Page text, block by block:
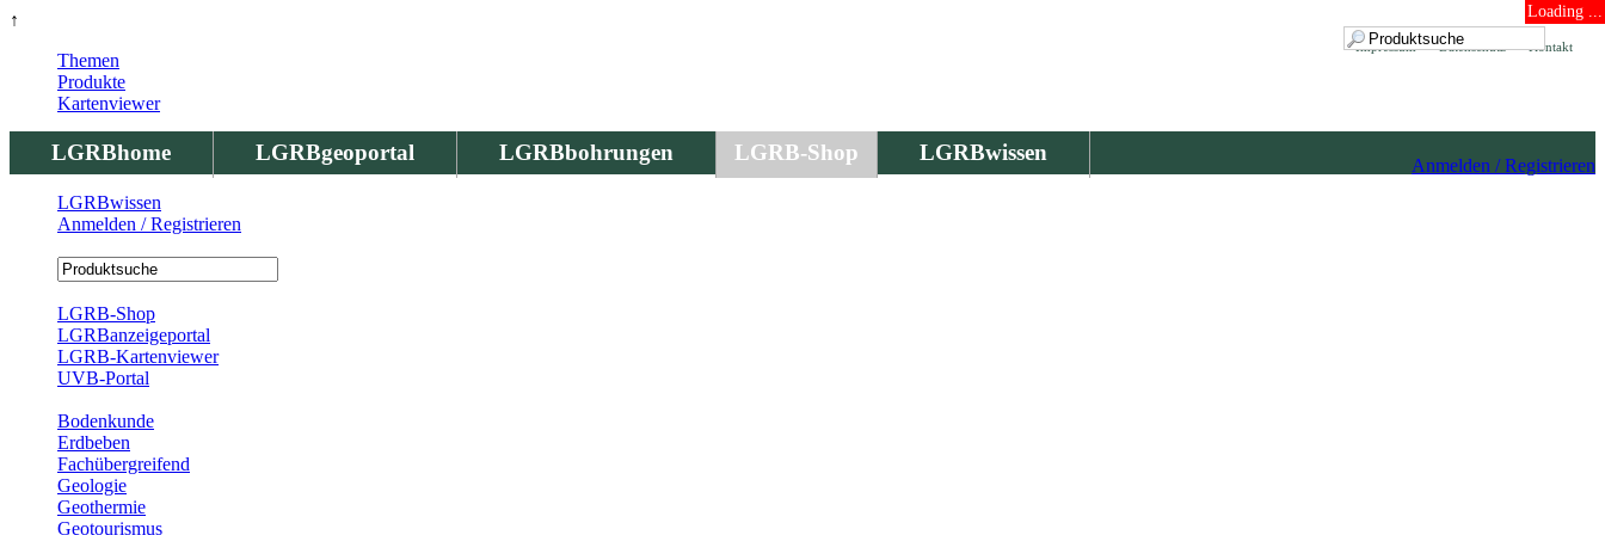
↑ Loading ...
Kontakt
Datenschutz
Impressum
LGRBhome LGRBgeoportal LGRBbohrungen LGRB-Shop LGRBwissen
Anmelden / Registrieren
Themen
Produkte
Kartenviewer
LGRBwissen
Anmelden / Registrieren
LGRB-Shop
LGRBanzeigeportal
LGRB-Kartenviewer
UVB-Portal
Bodenkunde
Erdbeben
Fachübergreifend
Geologie
Geothermie
Geotourismus